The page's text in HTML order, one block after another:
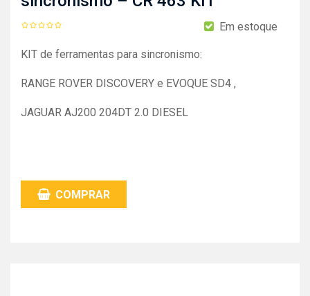
Em estoque
KIT de ferramentas para sincronismo:
RANGE ROVER DISCOVERY e EVOQUE SD4 ,
JAGUAR AJ200 204DT 2.0 DIESEL
COMPRAR